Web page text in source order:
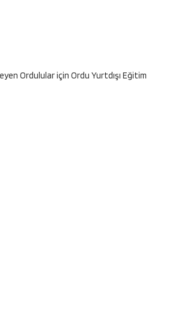
Ordulular için Ordu Yurtdışı Eğitim